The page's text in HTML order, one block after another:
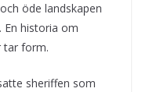
öde landskapen
En historia om
tar form.
sheriffen som